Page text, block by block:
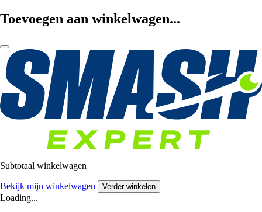
Toevoegen aan winkelwagen...
Subtotaal winkelwagen
Bekijk mijn winkelwagen Verder winkelen
Loading...